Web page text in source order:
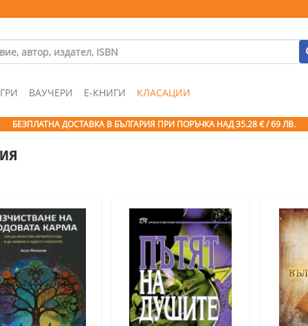
ВАУЧЕРИ Е-КНИГИ КЛАСАЦИИ
БЕЗПЛАТНА ДОСТАВКА В БЪЛГАРИЯ ПРИ ПОРЪЧКА НАД 35.28 € / 69 ЛВ.